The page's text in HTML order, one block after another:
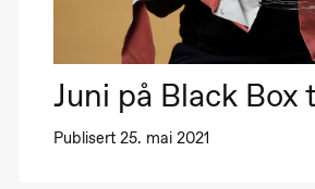
Juni på Black Box
Publisert 25. mai 2021